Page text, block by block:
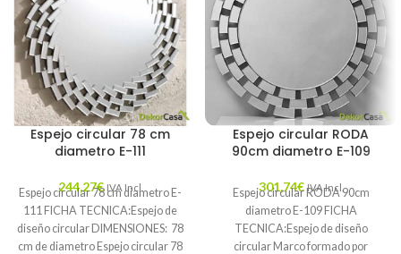
Espejo circular 78 cm
diametro E-111
244,27€ IVA Incl.
Espejo circular 78 cm diametro E-
111 FICHA TECNICA:Espejo de
diseño circular DIMENSIONES: 78
cm de diametro Espejo circular 78
Espejo circular RODA
90cm diametro E-109
301,74€ IVA Incl.
Espejo circular RODA 90cm
diametro E-109 FICHA
TECNICA:Espejo de diseño
circular Marco formado por